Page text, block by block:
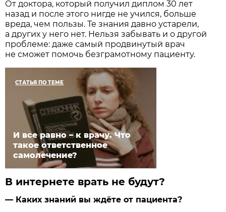
От доктора, который получил диплом 30 лет
назад и после этого нигде не учился, больше
вреда, чем пользы. Те знания давно устарели,
а других у него нет. Нельзя забывать и о другой
проблеме: даже самый продвинутый врач
не сможет помочь безграмотному пациенту.
СТАТЬЯ ПО ТЕМЕ
И все равно – к врачу.​ Что
такое ответственное
самолечение?
В интернете врать не будут?
— Каких знаний вы ждёте от пациента?